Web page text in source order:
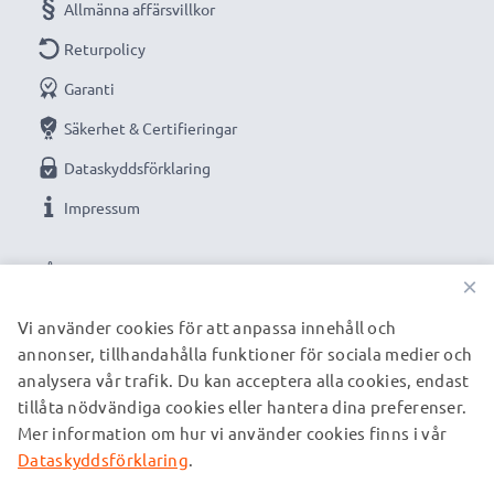
✔ Garanterad säkerhet: skydd mot kortslutning,
överhettning och överspänning
Kompakt, utrymmessparande design - även idealisk
för användning som reseladdare
✔ Flexibel ingångsspänning & LED-laddningsindikator
Utgångsspänning / Output Volt: 5V
Strömstyrka / Output ampere: 1A
Effekt / Power Watt: 5W
Kabellängd: 1.1m
VÅRA BETALNINGSALTERNATIV
Allmänna affärsvillkor
Returpolicy
Garanti
Säkerhet & Certifieringar
Dataskyddsförklaring
Impressum
VÅRA FRAKTPARTNERS
© subtel.se 2026
Alla priser är inklusive moms och exklusive fraktkostnader.
×
Vi använder cookies för att anpassa innehåll och
annonser, tillhandahålla funktioner för sociala medier och
analysera vår trafik. Du kan acceptera alla cookies, endast
tillåta nödvändiga cookies eller hantera dina preferenser.
Mer information om hur vi använder cookies finns i vår
Dataskyddsförklaring.